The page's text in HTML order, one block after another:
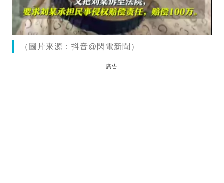
（圖片來源：抖音@閃電新聞）
廣告